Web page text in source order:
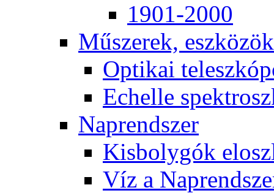
1901-2000
Mű­sze­rek, esz­kö­zök
Op­ti­kai
Echel­le
Nap­rend­szer
Kis­boly­gók
Víz a